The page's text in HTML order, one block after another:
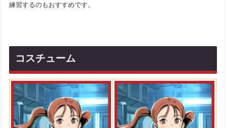
練習するのもおすすめです。
コスチューム